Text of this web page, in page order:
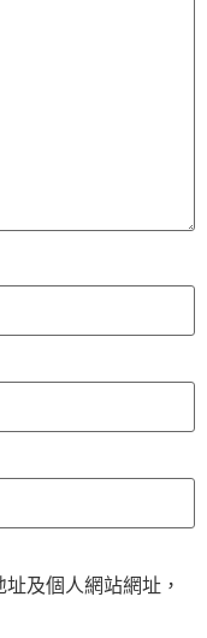
及個人網站網址，